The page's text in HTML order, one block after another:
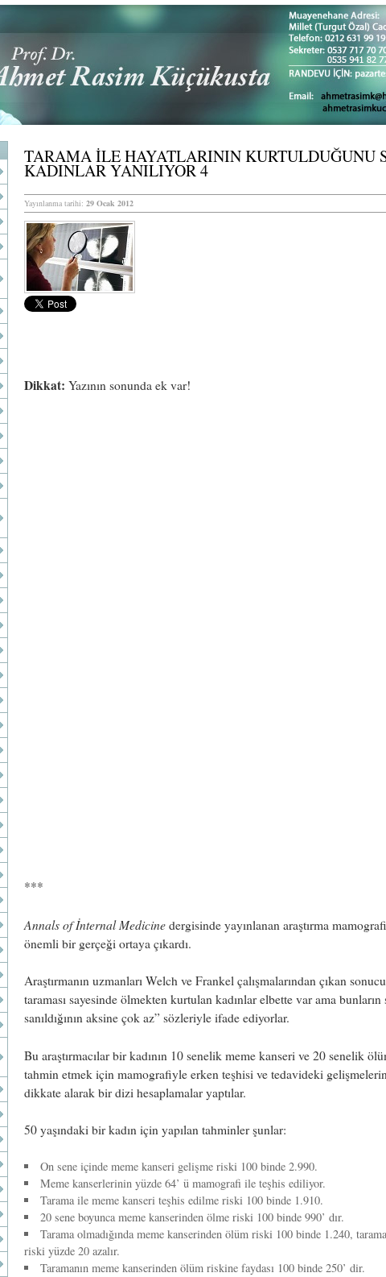
TARAMA İLE HAYATLARININ KURTULDUĞUNU
KADINLAR YANILIYOR 4
Yayınlanma tarihi: 29 Ocak 2012
Dikkat: Yazının sonunda ek var!
***
Annals of İnternal Medicine dergisinde yayınlanan araştırma
önemli bir gerçeği ortaya çıkardı.
Araştırmanın uzmanları Welch ve Frankel çalışmalarından çıkan
taraması sayesinde ölmekten kurtulan kadınlar elbette var ama bunların
sanıldığının aksine çok az” sözleriyle ifade ediyorlar.
Bu araştırmacılar bir kadının 10 senelik meme kanseri ve 20 senelik
tahmin etmek için mamografiyle erken teşhisi ve tedavideki gelişmelerin
dikkate alarak bir dizi hesaplamalar yaptılar.
50 yaşındaki bir kadın için yapılan tahminler şunlar:
On sene içinde meme kanseri gelişme riski 100 binde 2.990.
Meme kanserlerinin yüzde 64’ ü mamografi ile teşhis ediliyor.
Tarama ile meme kanseri teşhis edilme riski 100 binde 1.910.
20 sene boyunca meme kanserinden ölme riski 100 binde 990’ dır.
Tarama olmadığında meme kanserinden ölüm riski 100 binde 1.240,
riski yüzde 20 azalır.
Taramanın meme kanserinden ölüm riskine faydası 100 binde 250’ dir.